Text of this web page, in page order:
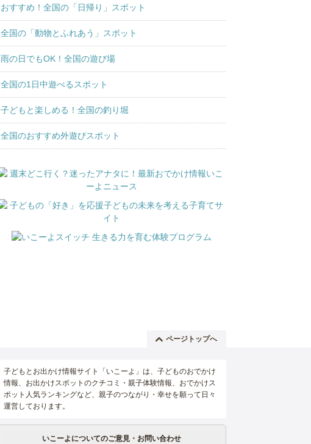
おすすめ！全国の「日帰り」スポット
全国の「動物とふれあう」スポット
雨の日でもOK！全国の遊び場
全国の1日中遊べるスポット
子どもと楽しめる！全国の釣り堀
全国のおすすめ外遊びスポット
ページトップへ
子どもとお出かけ情報サイト「いこーよ」は、子どものおでかけ
情報、お出かけスポットのクチコミ・親子体験情報、おでかけス
ポット人気ランキングなど、親子のつながり・幸せを願って日々
運営しております。
いこーよについてのご意見・お問い合わせ